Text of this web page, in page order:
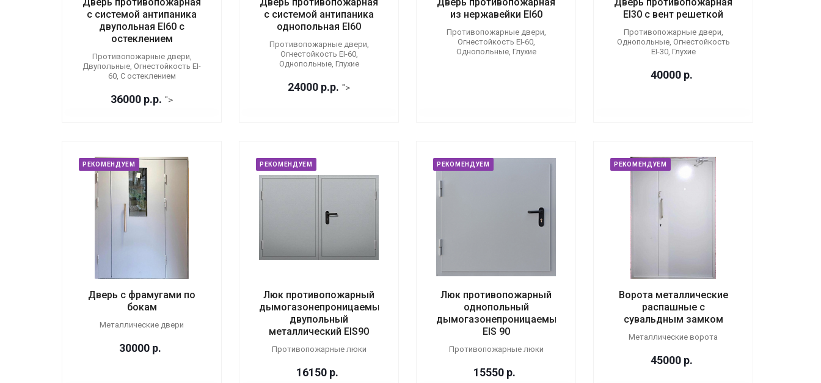
с системой антипаника
двупольная EI60 с
остеклением
Противопожарные двери,
Двупольные, Огнестойкость EI-
60, С остеклением
36000 р.р. ">
с системой антипаника
однопольная EI60
Противопожарные двери,
Огнестойкость EI-60,
Однопольные, Глухие
24000 р.р. ">
из нержавейки EI60
Противопожарные двери,
Огнестойкость EI-60,
Однопольные, Глухие
EI30 с вент решеткой
Противопожарные двери,
Однопольные, Огнестойкость
EI-30, Глухие
40000 р.
РЕКОМЕНДУЕМ
Дверь с фрамугами по
бокам
Металлические двери
30000 р.
РЕКОМЕНДУЕМ
Люк противопожарный
дымогазонепроницаемый
двупольный
металлический EIS90
Противопожарные люки
16150 р.
РЕКОМЕНДУЕМ
Люк противопожарный
однопольный
дымогазонепроницаемый
EIS 90
Противопожарные люки
15550 р.
РЕКОМЕНДУЕМ
Ворота металлические
распашные с
сувальдным замком
Металлические ворота
45000 р.